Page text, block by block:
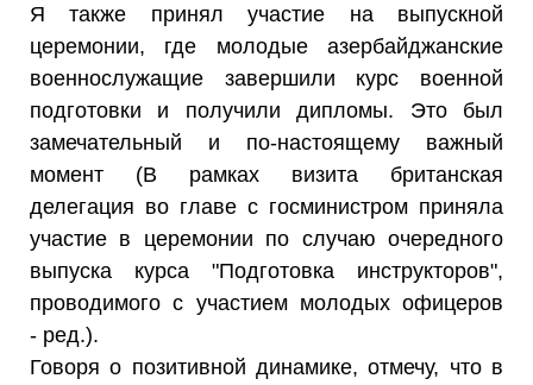
Я также принял участие на выпускной
церемонии, где молодые азербайджанские
военнослужащие завершили курс военной
подготовки и получили дипломы. Это был
замечательный и по-настоящему важный
момент (В рамках визита британская
делегация во главе с госминистром приняла
участие в церемонии по случаю очередного
выпуска курса "Подготовка инструкторов",
проводимого с участием молодых офицеров
- ред.).
Говоря о позитивной динамике, отмечу, что в